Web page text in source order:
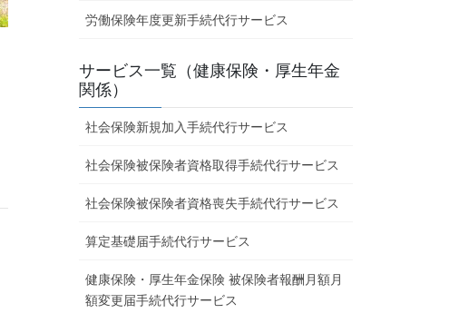
労働保険年度更新手続代行サービス
サービス一覧（健康保険・厚生年金
関係）
社会保険新規加入手続代行サービス
社会保険被保険者資格取得手続代行サービス
社会保険被保険者資格喪失手続代行サービス
算定基礎届手続代行サービス
健康保険・厚生年金保険 被保険者報酬月額月
額変更届手続代行サービス